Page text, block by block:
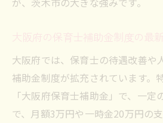
キャリアアップに役立つ
用
保育士スキル向上に繋
最新サポートで保育士
方法
大阪府の保育士補助金制度の最
大阪府では、保育士の待遇改善や
補助金制度が拡充されています。
「大阪府保育士補助金」で、一定
で、月額3万円や一時金20万円の